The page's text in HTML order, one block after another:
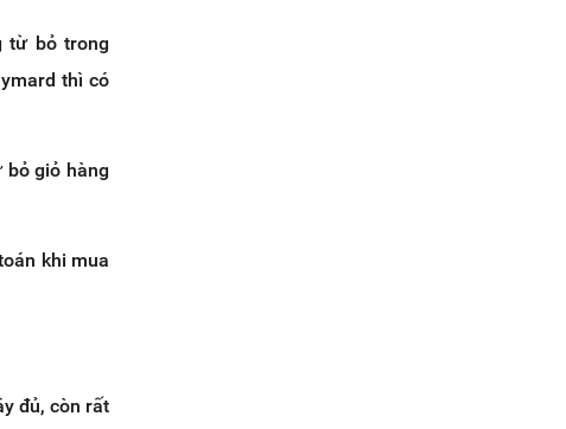
từ bỏ trong
thì có
bỏ giỏ hàng
khi mua
đủ, còn rất